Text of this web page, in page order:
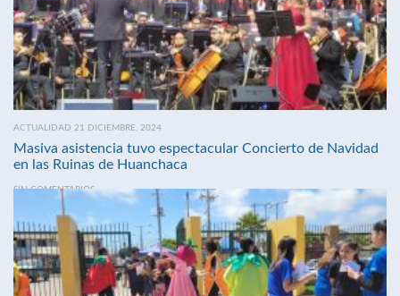
ACTUALIDAD 21 DICIEMBRE, 2024
Masiva asistencia tuvo espectacular Concierto de Navidad
en las Ruinas de Huanchaca
SIN COMENTARIOS